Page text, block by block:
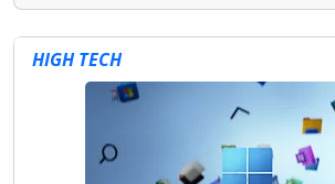
HIGH TECH